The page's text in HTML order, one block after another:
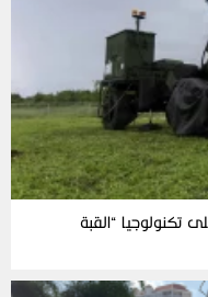
تكنولوجيا “القبة